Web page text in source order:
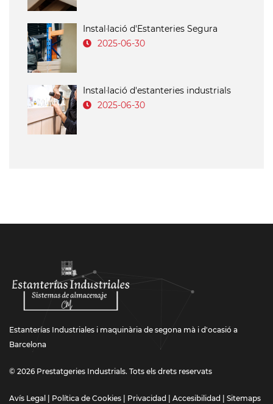
Instal·lació d'Estanteries Segura
2025-06-30
Instal·lació d'estanteries industrials
2025-06-30
Estanterías Industriales i maquinària de segona mà i d'ocasió a
Barcelona
© 2026 Prestatgeries Industrials. Tots els drets reservats
Avís Legal | Política de Cookies | Privacidad | Accesibilidad | Sitemaps